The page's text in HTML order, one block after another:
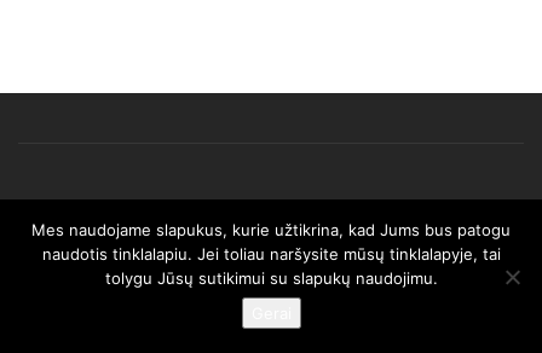
© 2025 AFRISO. Visos teisės saugomos.
Mes naudojame slapukus, kurie užtikrina, kad Jums bus patogu
naudotis tinklalapiu. Jei toliau naršysite mūsų tinklalapyje, tai
tolygu Jūsų sutikimui su slapukų naudojimu.